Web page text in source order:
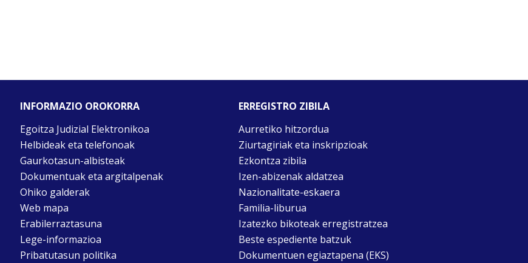
INFORMAZIO OROKORRA
Egoitza Judizial Elektronikoa
Helbideak eta telefonoak
Gaurkotasun-albisteak
Dokumentuak eta argitalpenak
Ohiko galderak
Web mapa
Erabilerraztasuna
Lege-informazioa
Pribatutasun politika
ERREGISTRO ZIBILA
Aurretiko hitzordua
Ziurtagiriak eta inskripzioak
Ezkontza zibila
Izen-abizenak aldatzea
Nazionalitate-eskaera
Familia-liburua
Izatezko bikoteak erregistratzea
Beste espediente batzuk
Dokumentuen egiaztapena (EKS)